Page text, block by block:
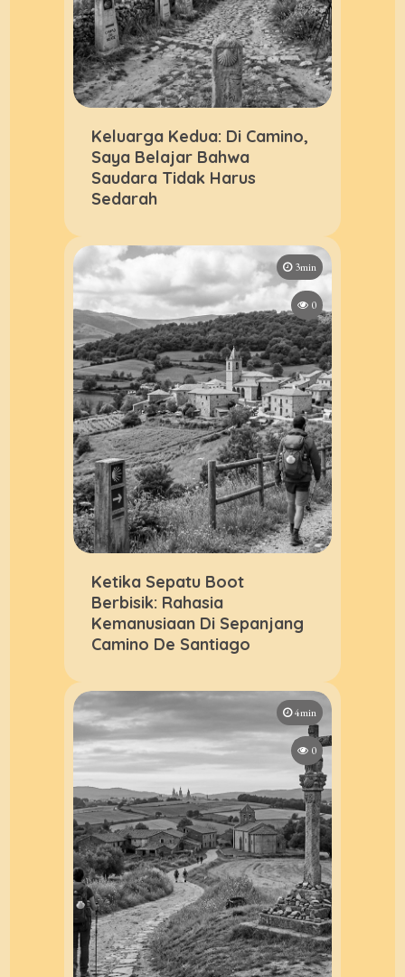
Keluarga Kedua: Di Camino,
Saya Belajar Bahwa
Saudara Tidak Harus
Sedarah
3min
0
Ketika Sepatu Boot
Berbisik: Rahasia
Kemanusiaan Di Sepanjang
Camino De Santiago
4min
0